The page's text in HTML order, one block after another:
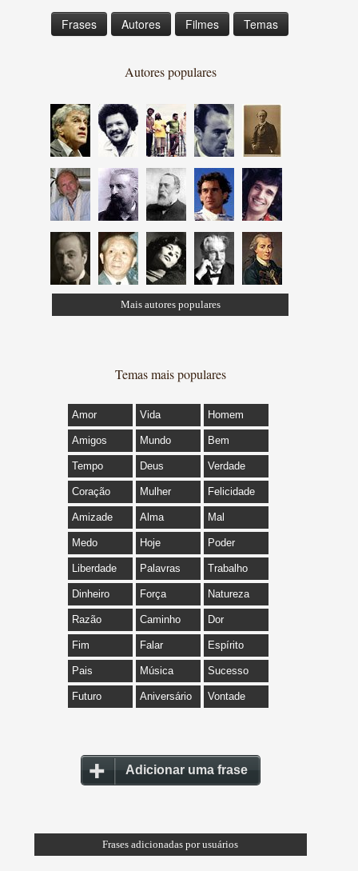
Frases Autores Filmes Temas
Autores populares
Mais autores populares
Temas mais populares
Amor Vida Homem
Amigos Mundo Bem
Tempo Deus Verdade
Coração Mulher Felicidade
Amizade Alma Mal
Medo Hoje Poder
Liberdade Palavras Trabalho
Dinheiro Força Natureza
Razão Caminho Dor
Fim Falar Espírito
Pais Música Sucesso
Futuro Aniversário Vontade
Adicionar uma frase
Frases adicionadas por usuários